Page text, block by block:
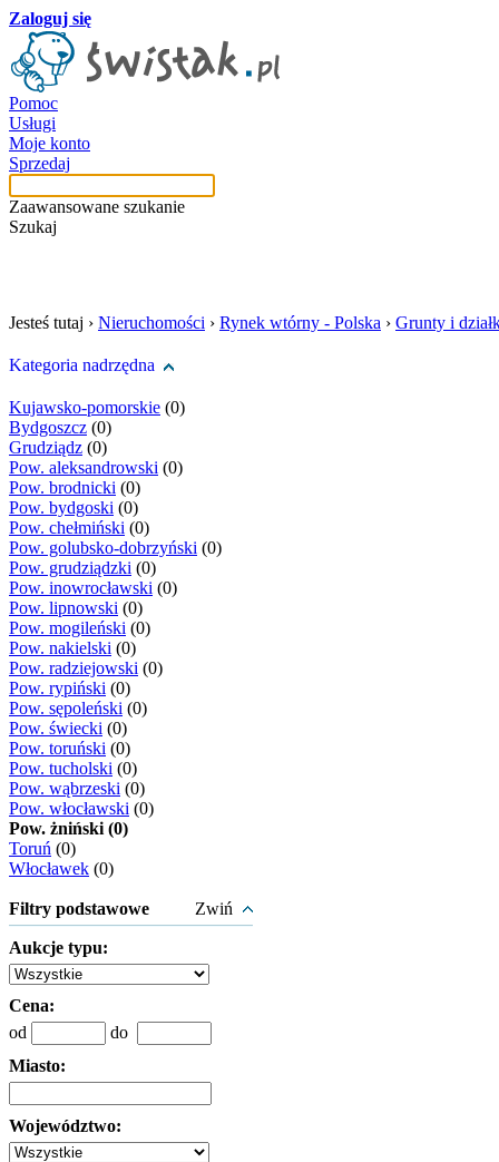
Zaloguj się
Pomoc
Usługi
Moje konto
Sprzedaj
Zaawansowane szukanie
Szukaj
Jesteś tutaj › Nieruchomości › Rynek wtórny - Polska › Grunty i
Kategoria nadrzędna
Kujawsko-pomorskie (0)
Bydgoszcz (0)
Grudziądz (0)
Pow. aleksandrowski (0)
Pow. brodnicki (0)
Pow. bydgoski (0)
Pow. chełmiński (0)
Pow. golubsko-dobrzyński (0)
Pow. grudziądzki (0)
Pow. inowrocławski (0)
Pow. lipnowski (0)
Pow. mogileński (0)
Pow. nakielski (0)
Pow. radziejowski (0)
Pow. rypiński (0)
Pow. sępoleński (0)
Pow. świecki (0)
Pow. toruński (0)
Pow. tucholski (0)
Pow. wąbrzeski (0)
Pow. włocławski (0)
Pow. żniński (0)
Toruń (0)
Włocławek (0)
Filtry podstawowe Zwiń
Aukcje typu:
Cena:
od
do
Miasto:
Województwo: